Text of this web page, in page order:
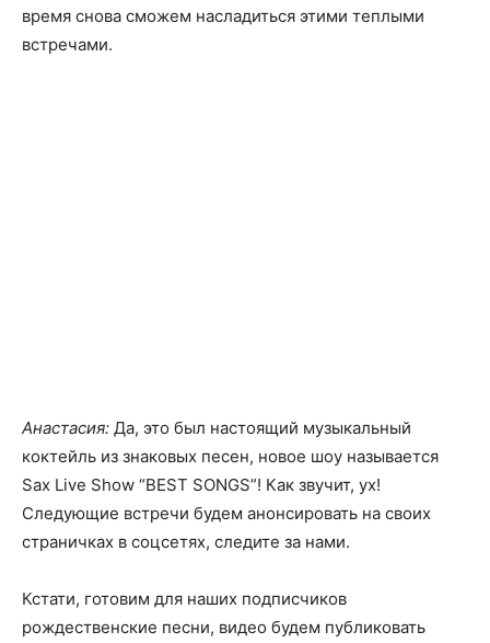
время снова сможем насладиться этими теплыми
встречами.
Анастасия: Да, это был настоящий музыкальный
коктейль из знаковых песен, новое шоу называется
Sax Live Show “BEST SONGS”! Как звучит, ух!
Следующие встречи будем анонсировать на своих
страничках в соцсетях, следите за нами.
Кстати, готовим для наших подписчиков
рождественские песни, видео будем публиковать